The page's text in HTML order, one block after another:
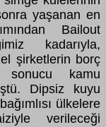
yaşanan en
Bailout
kadarıyla,
şirketlerin borç
sonucu kamu
Dipsiz kuyu
ülkelere
verileceği